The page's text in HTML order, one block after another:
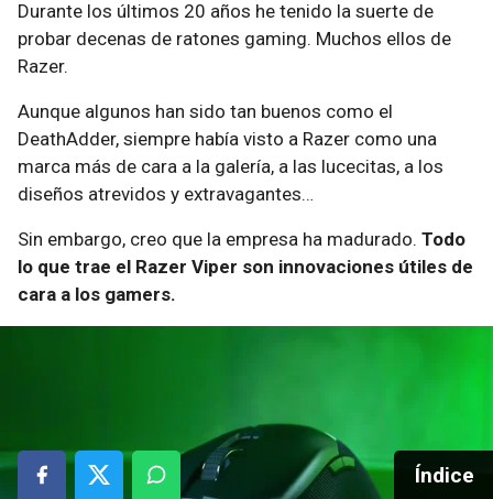
Durante los últimos 20 años he tenido la suerte de
probar decenas de ratones gaming. Muchos ellos de
Razer.
Aunque algunos han sido tan buenos como el
DeathAdder, siempre había visto a Razer como una
marca más de cara a la galería, a las lucecitas, a los
diseños atrevidos y extravagantes…
Sin embargo, creo que la empresa ha madurado. Todo
lo que trae el Razer Viper son innovaciones útiles de
cara a los gamers.
Índice